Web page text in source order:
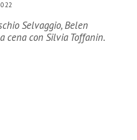
Selvaggio, Belen
cena con Silvia Toffanin.